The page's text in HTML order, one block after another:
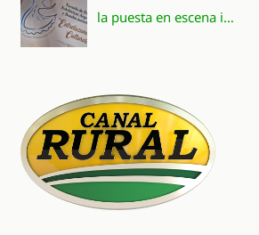
la puesta en escena i…